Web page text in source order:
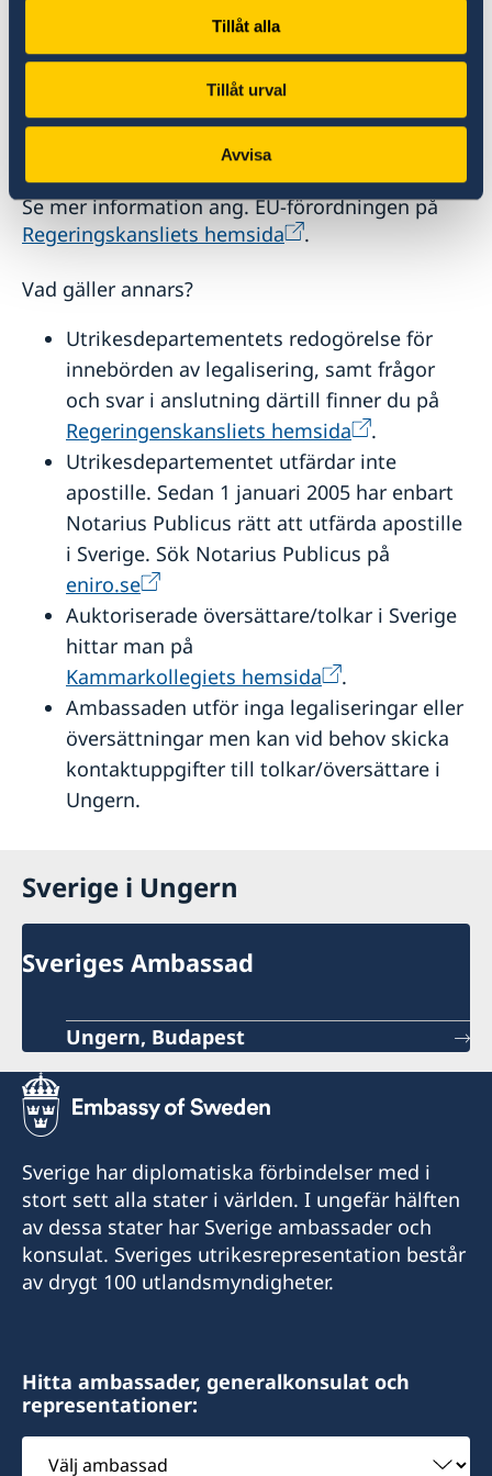
Tillåt alla
Tillåt urval
Avvisa
Utdraget gäller även för dig som ska ansöka
om ungerskt eller annat medborgarskap eller
adoptera barn från ett annat land. Det
flerspråkiga standardformuläret går endast att
utfärda om det inte finns några noteringar
(belastningar) i belastningsregistret.
Se mer information ang. EU-förordningen på
Regeringskansliets hemsida
.
Vad gäller annars?
Utrikesdepartementets redogörelse för
innebörden av legalisering, samt frågor
och svar i anslutning därtill finner du på
Regeringenskansliets hemsida
.
Utrikesdepartementet utfärdar inte
apostille. Sedan 1 januari 2005 har enbart
Notarius Publicus rätt att utfärda apostille
i Sverige. Sök Notarius Publicus på
eniro.se
Auktoriserade översättare/tolkar i Sverige
hittar man på
Kammarkollegiets hemsida
.
Ambassaden utför inga legaliseringar eller
översättningar men kan vid behov skicka
kontaktuppgifter till tolkar/översättare i
Ungern.
Sverige i Ungern
Sveriges Ambassad
Ungern, Budapest
Sverige har diplomatiska förbindelser med i
stort sett alla stater i världen. I ungefär hälften
av dessa stater har Sverige ambassader och
konsulat. Sveriges utrikesrepresentation består
av drygt 100 utlandsmyndigheter.
Hitta ambassader, generalkonsulat och
representationer: